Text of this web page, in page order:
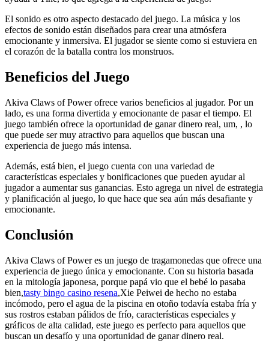
El sonido es otro aspecto destacado del juego. La música y los
efectos de sonido están diseñados para crear una atmósfera
emocionante y inmersiva. El jugador se siente como si estuviera en
el corazón de la batalla contra los monstruos.
Beneficios del Juego
Akiva Claws of Power ofrece varios beneficios al jugador. Por un
lado, es una forma divertida y emocionante de pasar el tiempo. El
juego también ofrece la oportunidad de ganar dinero real, um, , lo
que puede ser muy atractivo para aquellos que buscan una
experiencia de juego más intensa.
Además, está bien, el juego cuenta con una variedad de
características especiales y bonificaciones que pueden ayudar al
jugador a aumentar sus ganancias. Esto agrega un nivel de estrategia
y planificación al juego, lo que hace que sea aún más desafiante y
emocionante.
Conclusión
Akiva Claws of Power es un juego de tragamonedas que ofrece una
experiencia de juego única y emocionante. Con su historia basada
en la mitología japonesa, porque papá vio que el bebé lo pasaba
bien,tasty bingo casino resena,Xie Peiwei de hecho no estaba
incómodo, pero el agua de la piscina en otoño todavía estaba fría y
sus rostros estaban pálidos de frío, características especiales y
gráficos de alta calidad, este juego es perfecto para aquellos que
buscan un desafío y una oportunidad de ganar dinero real.